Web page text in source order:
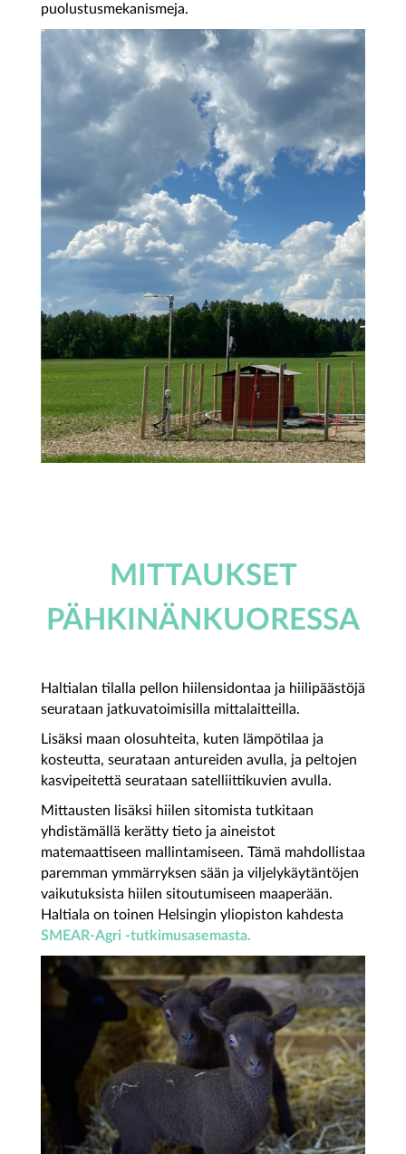
puolustusmekanismeja.
MITTAUKSET
PÄHKINÄNKUORESSA
Haltialan tilalla pellon hiilensidontaa ja hiilipäästöjä
seurataan jatkuvatoimisilla mittalaitteilla.
Lisäksi maan olosuhteita, kuten lämpötilaa ja
kosteutta, seurataan antureiden avulla, ja peltojen
kasvipeitettä seurataan satelliittikuvien avulla.
Mittausten lisäksi hiilen sitomista tutkitaan
yhdistämällä kerätty tieto ja aineistot
matemaattiseen mallintamiseen. Tämä mahdollistaa
paremman ymmärryksen sään ja viljelykäytäntöjen
vaikutuksista hiilen sitoutumiseen maaperään.
Haltiala on toinen Helsingin yliopiston kahdesta
SMEAR-Agri -tutkimusasemasta.